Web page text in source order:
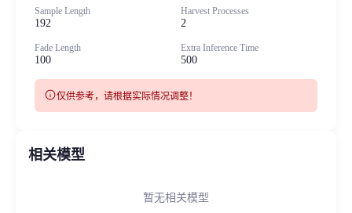
Sample Length
192
Harvest Processes
2
Fade Length
100
Extra Inference Time
500
info仅供参考，请根据实际情况调整！
相关模型
暂无相关模型